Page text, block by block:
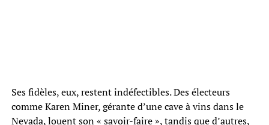
Ses fidèles, eux, restent indéfectibles. Des électeurs
comme Karen Miner, gérante d’une cave à vins dans le
Nevada, louent son « savoir-faire », tandis que d’autres,